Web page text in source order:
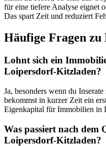
für eine tiefere Analyse eignet
Das spart Zeit und reduziert
Häufige Fragen zu
Lohnt sich ein
Loipersdorf-Kitzladen?
Ja, besonders wenn du
bekommst in kurzer Zeit ein
Eigenkapital für Immobilien in
Was passiert nach dem
Loipersdorf-Kitzladen?